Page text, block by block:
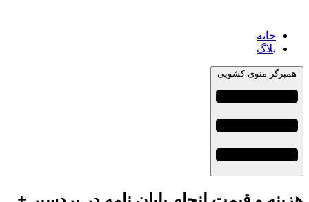
خانه
بلاگ
همبرگر منوی کشویی